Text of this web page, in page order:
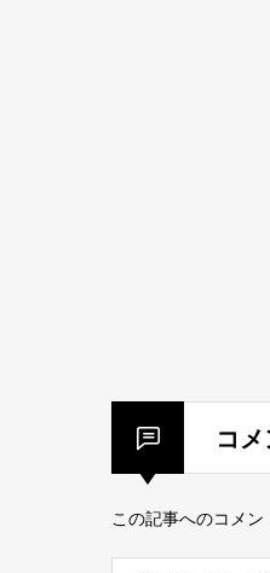
コメ
この記事へのコメン